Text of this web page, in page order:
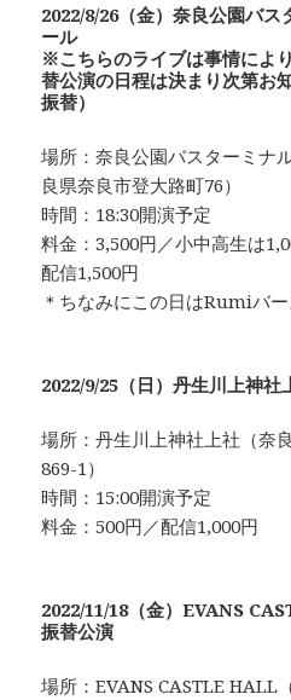
2022/8/26（金）奈良公園バ
ール
※こちらのライブは事情によ
替公演の日程は決まり次第お
振替）
場所：奈良公園バスターミ
良県奈良市登大路町76）
時間：18:30開演予定
料金：3,500円／小中高生は
配信1,500円
＊ちなみにこの日はRumiバー
2022/9/25（日）丹生川上神社
場所：丹生川上神社上社（奈
869-1）
時間：15:00開演予定
料金：500円／配信1,000円
2022/11/18（金）EVANS
振替公演
場所：EVANS CASTLE HALL